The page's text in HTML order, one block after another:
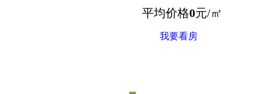
平均价格0元/㎡
我要看房